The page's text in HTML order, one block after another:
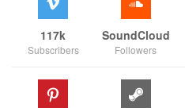
117k
Subscribers
SoundCloud
Followers